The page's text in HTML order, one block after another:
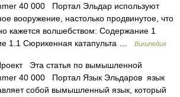
40 000 Портал Эльдар используют
вооружение, настолько продвинутое, что
кажется волшебством: Содержание 1
1.1 Сюрикенная катапульта …
Википедия
Эта статья по вымышленной
40 000 Портал Язык Эльдаров язык
собой вымышленный язык, который